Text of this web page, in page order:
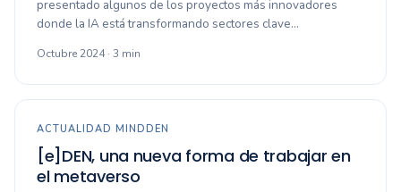
presentado algunos de los proyectos más innovadores
donde la IA está transformando sectores clave…
Octubre 2024 · 3 min
ACTUALIDAD MINDDEN
[e]DEN, una nueva forma de trabajar en
el metaverso